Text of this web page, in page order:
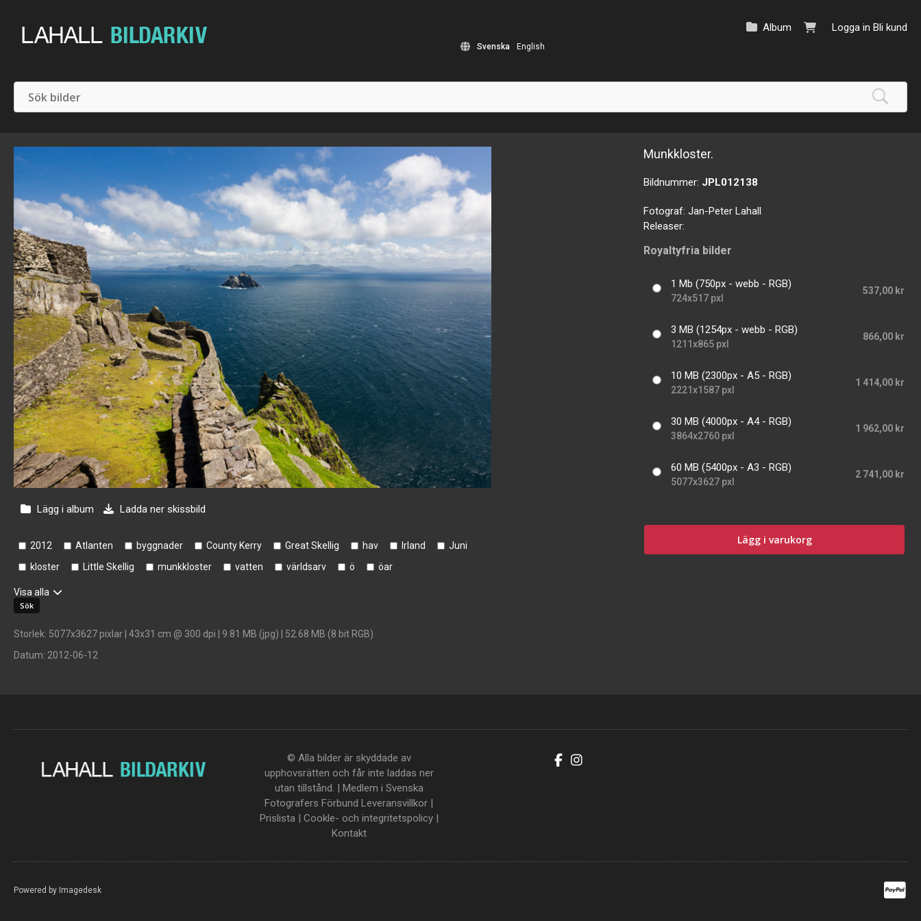
Logga in Bli kund
Album
Svenska English
Lägg i album Ladda ner skissbild
2012 Atlanten byggnader County Kerry Great Skellig hav Irland
Juni
kloster
Little Skellig munkkloster vatten världsarv ö öar
Visa alla
Storlek: 5077x3627 pixlar | 43x31 cm @ 300 dpi | 9.81 MB (jpg) | 52.68 MB (8 bit RGB)
Datum: 2012-06-12
Munkkloster.
Bildnummer: JPL012138
Fotograf:Jan-Peter Lahall
Releaser:
Royaltyfria bilder
1 Mb (750px - webb - RGB)
724x517 pxl
537,00 kr
3 MB (1254px - webb - RGB)
1211x865 pxl
866,00 kr
10 MB (2300px - A5 - RGB)
2221x1587 pxl
1 414,00 kr
30 MB (4000px - A4 - RGB)
3864x2760 pxl
1 962,00 kr
60 MB (5400px - A3 - RGB)
5077x3627 pxl
2 741,00 kr
Lägg i varukorg
© Alla bilder är skyddade av
upphovsrätten och får inte laddas ner
utan tillstånd. | Medlem i Svenska
Fotografers Förbund Leveransvillkor |
Prislista| Cookle- och integritetspolicy|
Kontakt
Powered by Imagedesk